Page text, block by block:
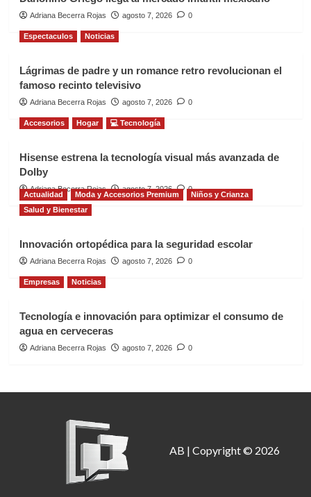
Adriana Becerra Rojas agosto 7, 2026 0
Espectaculos Noticias
Lágrimas de padre y un romance retro revolucionan el
famoso recinto televisivo
Adriana Becerra Rojas agosto 7, 2026 0
Accesorios Hogar 💻 Tecnología
Hisense estrena la tecnología visual más avanzada de
Dolby
Adriana Becerra Rojas agosto 7, 2026 0
Actualidad Moda y Accesorios Premium
Niños y Crianza
Salud y Bienestar
Innovación ortopédica para la seguridad escolar
Adriana Becerra Rojas agosto 7, 2026 0
Empresas Noticias
Tecnología e innovación para optimizar el consumo de
agua en cerveceras
Adriana Becerra Rojas agosto 7, 2026 0
AB | Copyright © 2026